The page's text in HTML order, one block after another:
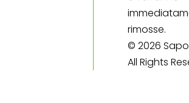
rimosse.
© 2026
All Rights